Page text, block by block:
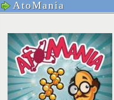
AtoMania